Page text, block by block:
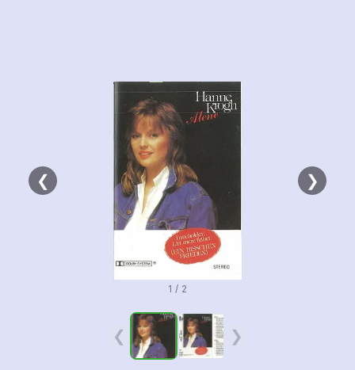
❮ ❯
1 / 2
❮ ❯